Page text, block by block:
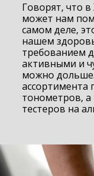
БЫТОВАЯ
ТОВАРЫ
ОФИС И
Говорят, что в
может нам
самом деле,
нашем
требованием
активными и
можно
ассортимента
тонометров, а
тестеров на